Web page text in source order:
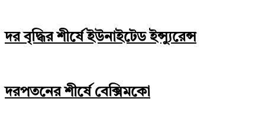
দর বৃদ্ধির শীর্ষে ইউনাইটেড ইন্স্যুরেন্স
দরপতনের শীর্ষে বেক্সিমকো